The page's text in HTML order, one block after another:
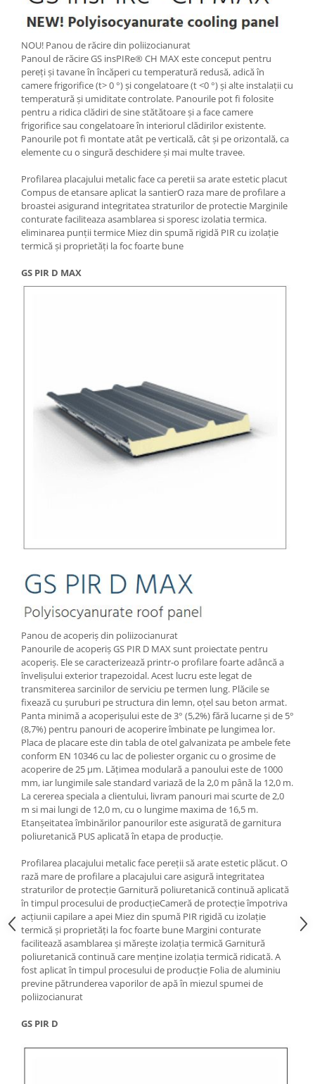
NOU! Panou de răcire din poliizocianurat
Panoul de răcire GS insPIRe® CH MAX este conceput pentru
pereți și tavane în încăperi cu temperatură redusă, adică în
camere frigorifice (t> 0 °) și congelatoare (t <0 °) și alte instalații cu
temperatură și umiditate controlate. Panourile pot fi folosite
pentru a ridica clădiri de sine stătătoare și a face camere
frigorifice sau congelatoare în interiorul clădirilor existente.
Panourile pot fi montate atât pe verticală, cât și pe orizontală, ca
elemente cu o singură deschidere și mai multe travee.
Profilarea placajului metalic face ca peretii sa arate estetic placut
Compus de etansare aplicat la santierO raza mare de profilare a
broastei asigurand integritatea straturilor de protectie Marginile
conturate faciliteaza asamblarea si sporesc izolatia termica.
eliminarea punții termice Miez din spumă rigidă PIR cu izolație
termică și proprietăți la foc foarte bune
GS PIR D MAX
Panou de acoperiș din poliizocianurat
Panourile de acoperiș GS PIR D MAX sunt proiectate pentru
acoperiș. Ele se caracterizează printr-o profilare foarte adâncă a
învelișului exterior trapezoidal. Acest lucru este legat de
transmiterea sarcinilor de serviciu pe termen lung. Plăcile se
fixează cu șuruburi pe structura din lemn, oțel sau beton armat.
Panta minimă a acoperișului este de 3° (5,2%) fără lucarne și de 5°
(8,7%) pentru panouri de acoperire îmbinate pe lungimea lor.
Placa de placare este din tabla de otel galvanizata pe ambele fete
conform EN 10346 cu lac de poliester organic cu o grosime de
acoperire de 25 μm. Lățimea modulară a panoului este de 1000
mm, iar lungimile sale standard variază de la 2,0 m până la 12,0 m.
La cererea speciala a clientului, livram panouri mai scurte de 2,0
m si mai lungi de 12,0 m, cu o lungime maxima de 16,5 m.
Etanșeitatea îmbinărilor panourilor este asigurată de garnitura
poliuretanică PUS aplicată în etapa de producție.
Profilarea placajului metalic face pereții să arate estetic plăcut. O
rază mare de profilare a placajului care asigură integritatea
straturilor de protecție Garnitură poliuretanică continuă aplicată
în timpul procesului de producțieCameră de protecție împotriva
acțiunii capilare a apei Miez din spumă PIR rigidă cu izolație
termică și proprietăți la foc foarte bune Margini conturate
facilitează asamblarea și mărește izolația termică Garnitură
poliuretanică continuă care menține izolația termică ridicată. A
fost aplicat în timpul procesului de producție Folia de aluminiu
previne pătrunderea vaporilor de apă în miezul spumei de
poliizocianurat
GS PIR D